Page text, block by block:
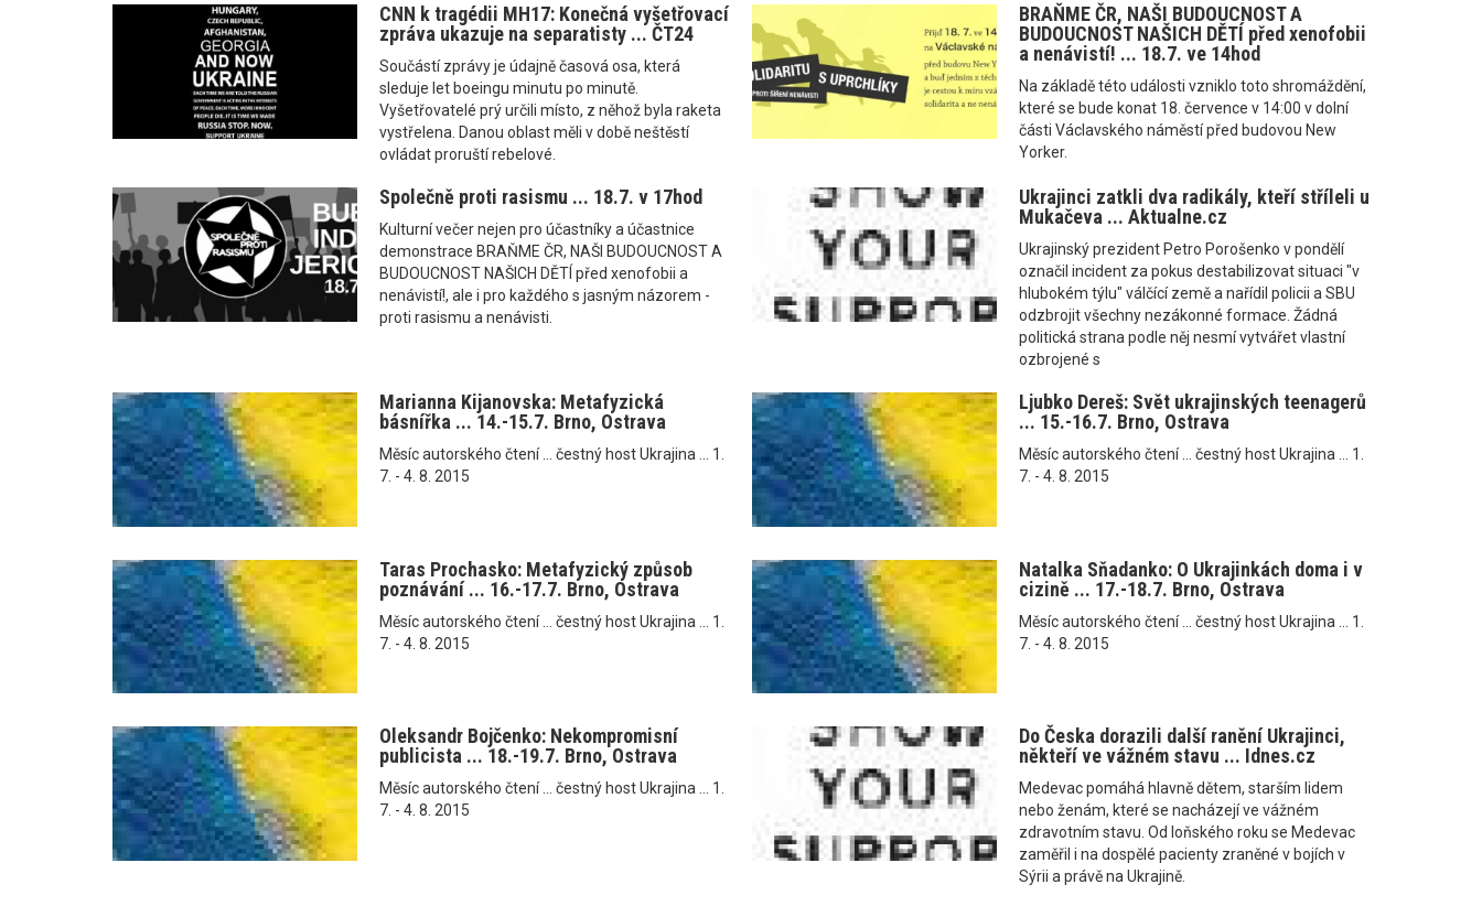
CNN k tragédii MH17: Konečná vyšetřovací
zpráva ukazuje na separatisty ... ČT24
Součástí zprávy je údajně časová osa, která
sleduje let boeingu minutu po minutě.
Vyšetřovatelé prý určili místo, z něhož byla raketa
vystřelena. Danou oblast měli v době neštěstí
ovládat proruští rebelové.
BRAŇME ČR, NAŠI BUDOUCNOST A
BUDOUCNOST NAŠICH DĚTÍ před xenofobii
a nenávistí! ... 18.7. ve 14hod
Na základě této události vzniklo toto shromáždění,
které se bude konat 18. července v 14:00 v dolní
části Václavského náměstí před budovou New
Yorker.
Společně proti rasismu ... 18.7. v 17hod
Kulturní večer nejen pro účastníky a účastnice
demonstrace BRAŇME ČR, NAŠI BUDOUCNOST A
BUDOUCNOST NAŠICH DĚTÍ před xenofobii a
nenávistí!, ale i pro každého s jasným názorem -
proti rasismu a nenávisti.
Ukrajinci zatkli dva radikály, kteří stříleli u
Mukačeva ... Aktualne.cz
Ukrajinský prezident Petro Porošenko v pondělí
označil incident za pokus destabilizovat situaci "v
hlubokém týlu" válčící země a nařídil policii a SBU
odzbrojit všechny nezákonné formace. Žádná
politická strana podle něj nesmí vytvářet vlastní
ozbrojené s
Marianna Kijanovska: Metafyzická
básnířka ... 14.-15.7. Brno, Ostrava
Měsíc autorského čtení ... čestný host Ukrajina ... 1.
7. - 4. 8. 2015
Ljubko Dereš: Svět ukrajinských teenagerů
... 15.-16.7. Brno, Ostrava
Měsíc autorského čtení ... čestný host Ukrajina ... 1.
7. - 4. 8. 2015
Taras Prochasko: Metafyzický způsob
poznávání ... 16.-17.7. Brno, Ostrava
Měsíc autorského čtení ... čestný host Ukrajina ... 1.
7. - 4. 8. 2015
Natalka Sňadanko: O Ukrajinkách doma i v
cizině ... 17.-18.7. Brno, Ostrava
Měsíc autorského čtení ... čestný host Ukrajina ... 1.
7. - 4. 8. 2015
Oleksandr Bojčenko: Nekompromisní
publicista ... 18.-19.7. Brno, Ostrava
Měsíc autorského čtení ... čestný host Ukrajina ... 1.
7. - 4. 8. 2015
Do Česka dorazili další ranění Ukrajinci,
někteří ve vážném stavu ... Idnes.cz
Medevac pomáhá hlavně dětem, starším lidem
nebo ženám, které se nacházejí ve vážném
zdravotním stavu. Od loňského roku se Medevac
zaměřil i na dospělé pacienty zraněné v bojích v
Sýrii a právě na Ukrajině.